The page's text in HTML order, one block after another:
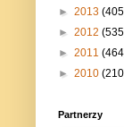
► 2013
► 2012
► 2011
► 2010
Partnerzy